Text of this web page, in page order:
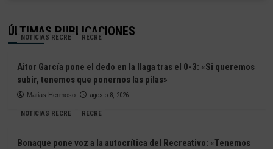
ÚLTIMAS PUBLICACIONES
NOTICIAS RECRE RECRE
Aitor García pone el dedo en la llaga tras el 0-3: «Si queremos
subir, tenemos que ponernos las pilas»
Matias Hermoso agosto 8, 2026
NOTICIAS RECRE RECRE
Bonaque pone voz a la autocrítica del Recreativo: «Tenemos